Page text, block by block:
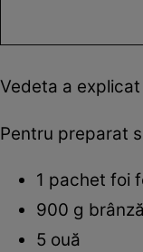
Vedeta a
Pentru preparat
1 pachet foi
900 g
5 ouă